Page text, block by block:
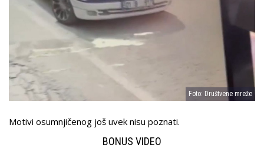
Foto: Društvene mreže
Motivi osumnjičenog još uvek nisu poznati.
BONUS VIDEO